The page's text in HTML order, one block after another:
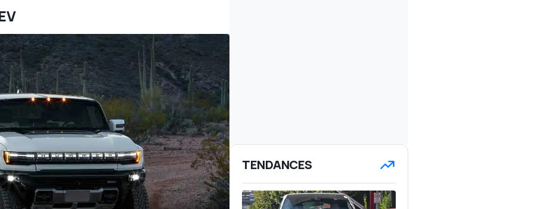
TENDANCES